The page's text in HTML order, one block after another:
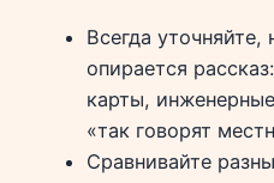
Всегда уточняйте,
опирается
карты,
«так говорят
Сравнивайте